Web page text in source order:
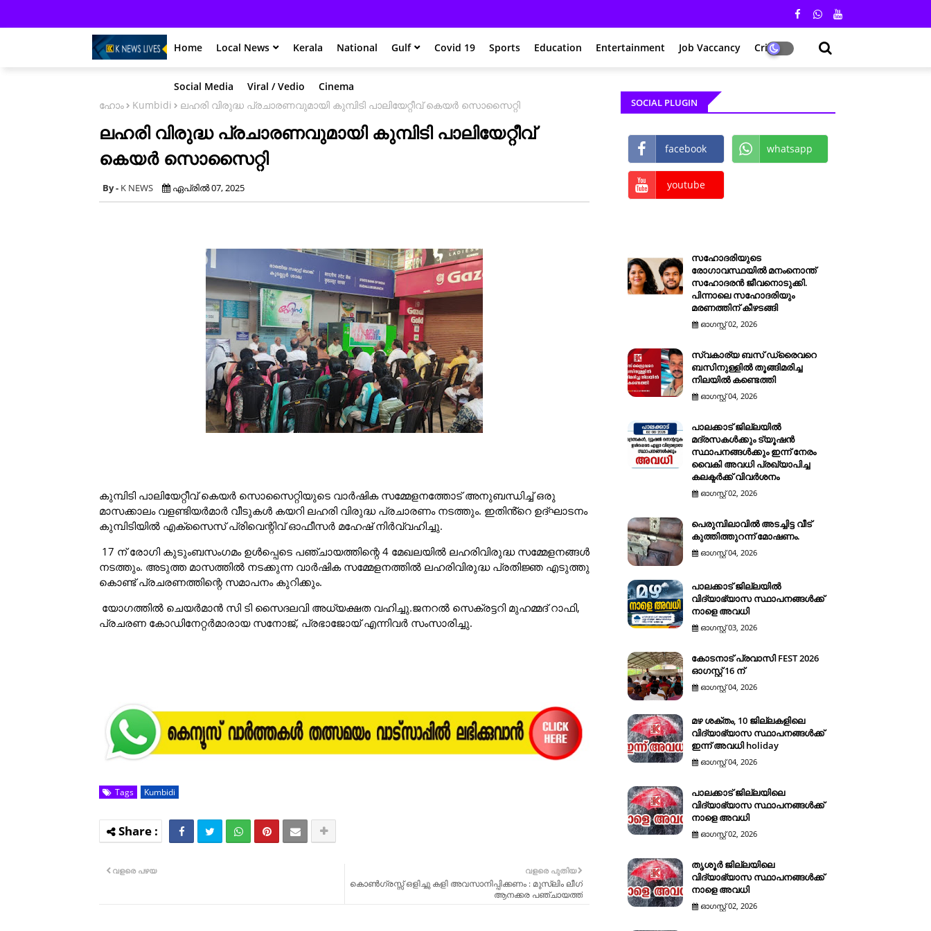
Home Local News Kerala National Gulf Covid 19 Sports Education Entertainment Job Vaccancy Crime
Social Media Viral / Vedio
Cinema
ഹോം
Kumbidi ലഹരി വിരുദ്ധ പ്രചാരണവുമായി കുമ്പിടി പാലിയേറ്റീവ് കെയർ സൊസൈറ്റി
ലഹരി വിരുദ്ധ പ്രചാരണവുമായി കുമ്പിടി പാലിയേറ്റീവ്
കെയർ സൊസൈറ്റി
K NEWS ഏപ്രിൽ 07, 2025
കുമ്പിടി പാലിയേറ്റീവ് കെയർ സൊസൈറ്റിയുടെ വാർഷിക സമ്മേളനത്തോട് അനുബന്ധിച്ച് ഒരു
മാസക്കാലം വളണ്ടിയർമാർ വീടുകൾ കയറി ലഹരി വിരുദ്ധ പ്രചാരണം നടത്തും. ഇതിൻ്റെ ഉദ്ഘാടനം
കുമ്പിടിയിൽ എക്സൈസ് പ്രിവെന്റിവ് ഓഫീസർ മഹേഷ് നിർവ്വഹിച്ചു.
17 ന് രോഗി കുടുംബസംഗമം ഉൾപ്പെടെ പഞ്ചായത്തിന്റെ 4 മേഖലയിൽ ലഹരിവിരുദ്ധ സമ്മേളനങ്ങൾ
നടത്തും. അടുത്ത മാസത്തിൽ നടക്കുന്ന വാർഷിക സമ്മേളനത്തിൽ ലഹരിവിരുദ്ധ പ്രതിജ്ഞ എടുത്തു
കൊണ്ട് പ്രചരണത്തിന്റെ സമാപനം കുറിക്കും.
യോഗത്തിൽ ചെയർമാൻ സി ടി സൈദലവി അധ്യക്ഷത വഹിച്ചു.ജനറൽ സെക്രട്ടറി മുഹമ്മദ് റാഫി,
പ്രചരണ കോഡിനേറ്റർമാരായ സനോജ്, പ്രഭാജോയ് എന്നിവർ സംസാരിച്ചു.
Tags Kumbidi
വളരെ പുതിയ
കൊൺഗ്രസ്സ് ഒളിച്ചു കളി അവസാനിപ്പിക്കണം : മുസ്‌ലിം ലീഗ്
ആനക്കര പഞ്ചായത്ത്‌
വളരെ പഴയ
SOCIAL PLUGIN
facebook whatsapp
youtube
സഹോദരിയുടെ
രോഗാവസ്ഥയിൽ മനംനൊന്ത്
സഹോദരൻ ജീവനൊടുക്കി.
പിന്നാലെ സഹോദരിയും
മരണത്തിന് കീഴടങ്ങി
ഓഗസ്റ്റ് 02, 2026
സ്വകാര്യ ബസ് ഡ്രൈവറെ
ബസിനുള്ളിൽ തൂങ്ങിമരിച്ച
നിലയിൽ കണ്ടെത്തി
ഓഗസ്റ്റ് 04, 2026
പാലക്കാട് ജില്ലയിൽ
മദ്രസകൾക്കും ട്യൂഷൻ
സ്ഥാപനങ്ങൾക്കും ഇന്ന് നേരം
വൈകി അവധി പ്രഖ്യാപിച്ച
കലക്ടർക്ക് വിവർശനം
ഓഗസ്റ്റ് 02, 2026
പെരുമ്പിലാവിൽ അടച്ചിട്ട വീട്
കുത്തിത്തുറന്ന് മോഷണം.
ഓഗസ്റ്റ് 04, 2026
പാലക്കാട് ജില്ലയിൽ
വിദ്യാഭ്യാസ സ്ഥാപനങ്ങൾക്ക്
നാളെ അവധി
ഓഗസ്റ്റ് 03, 2026
കോടനാട് പ്രവാസി FEST 2026
ഓഗസ്റ്റ് 16 ന്
ഓഗസ്റ്റ് 04, 2026
മഴ ശക്തം, 10 ജില്ലകളിലെ
വിദ്യാഭ്യാസ സ്ഥാപനങ്ങൾക്ക്
ഇന്ന് അവധി holiday
ഓഗസ്റ്റ് 04, 2026
പാലക്കാട് ജില്ലയിലെ
വിദ്യാഭ്യാസ സ്ഥാപനങ്ങൾക്ക്
നാളെ അവധി
ഓഗസ്റ്റ് 02, 2026
തൃശൂർ ജില്ലയിലെ
വിദ്യാഭ്യാസ സ്ഥാപനങ്ങൾക്ക്
നാളെ അവധി
ഓഗസ്റ്റ് 02, 2026